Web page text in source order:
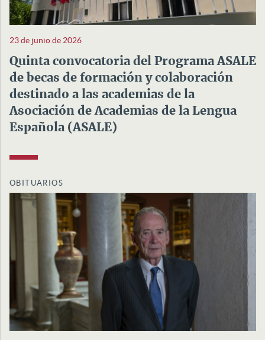
23 de junio de 2026
Quinta convocatoria del Programa ASALE
de becas de formación y colaboración
destinado a las academias de la
Asociación de Academias de la Lengua
Española (ASALE)
OBITUARIOS